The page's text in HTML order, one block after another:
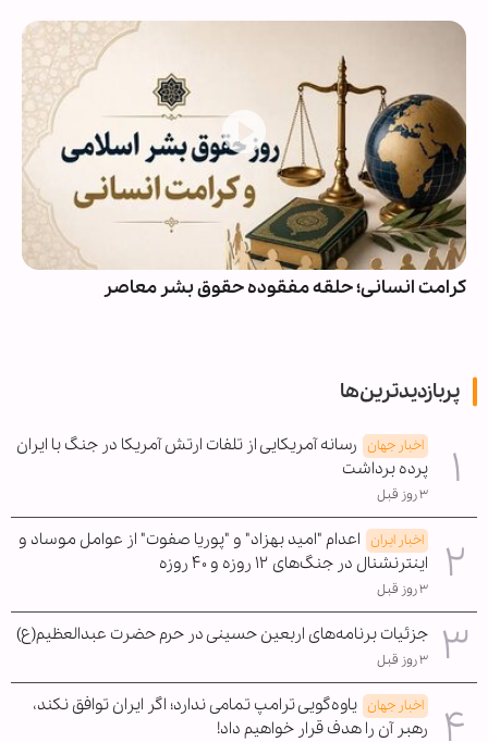
کرامت انسانی؛ حلقه مفقوده حقوق بشر معاصر
پربازدیدترین‌ها
اخبار جهان رسانه آمریکایی از تلفات ارتش آمریکا در جنگ با ایران
پرده برداشت
۳ روز قبل
اخبار ایران اعدام "امید بهزاد" و "پوریا صفوت" از عوامل موساد و
اینترنشنال در جنگ‌های ۱۲ روزه و ۴۰ روزه
۳ روز قبل
جزئیات برنامه‌های اربعین حسینی در حرم حضرت عبدالعظیم(ع)
۳ روز قبل
اخبار جهان یاوه‌گویی ترامپ تمامی ندارد؛ اگر ایران توافق نکند،
رهبر آن را هدف قرار خواهیم داد!